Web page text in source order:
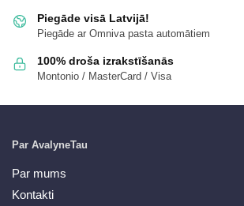
Piegāde visā Latvijā!
Piegāde ar Omniva pasta automātiem
100% droša izrakstīšanās
Montonio / MasterCard / Visa
Par AvalyneTau
Par mums
Kontakti